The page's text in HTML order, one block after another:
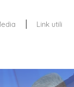
Link utili